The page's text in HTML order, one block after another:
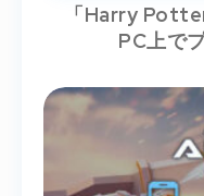
「Harry
PC上で